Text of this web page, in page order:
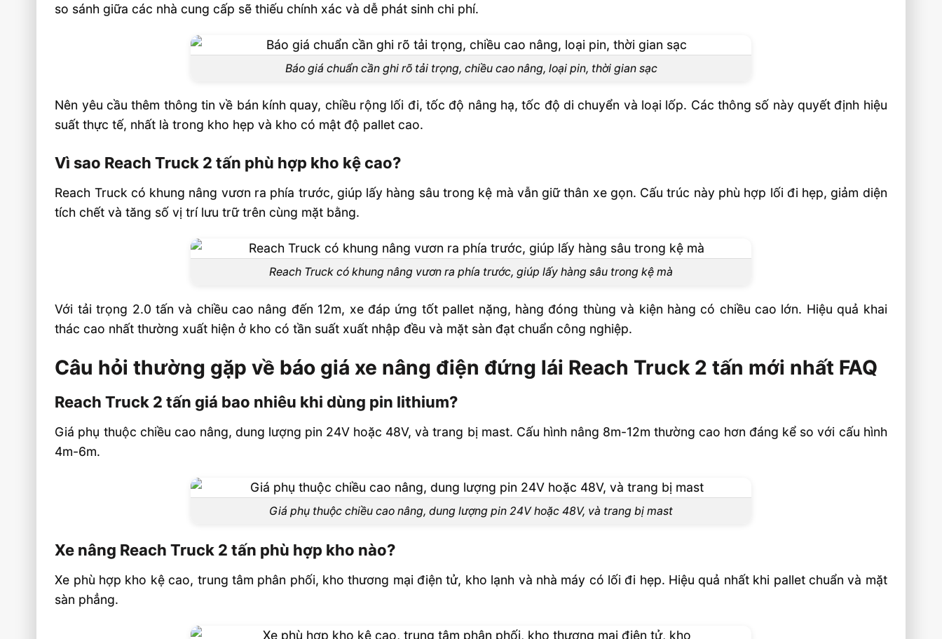
so sánh giữa các nhà cung cấp sẽ thiếu chính xác và dễ phát sinh chi phí.
Báo giá chuẩn cần ghi rõ tải trọng, chiều cao nâng, loại pin, thời gian sạc
Nên yêu cầu thêm thông tin về bán kính quay, chiều rộng lối đi, tốc độ nâng hạ, tốc độ di chuyển và loại lốp. Các thông số này quyết định hiệu
suất thực tế, nhất là trong kho hẹp và kho có mật độ pallet cao.
Vì sao Reach Truck 2 tấn phù hợp kho kệ cao?
Reach Truck có khung nâng vươn ra phía trước, giúp lấy hàng sâu trong kệ mà vẫn giữ thân xe gọn. Cấu trúc này phù hợp lối đi hẹp, giảm diện
tích chết và tăng số vị trí lưu trữ trên cùng mặt bằng.
Reach Truck có khung nâng vươn ra phía trước, giúp lấy hàng sâu trong kệ mà
Với tải trọng 2.0 tấn và chiều cao nâng đến 12m, xe đáp ứng tốt pallet nặng, hàng đóng thùng và kiện hàng có chiều cao lớn. Hiệu quả khai
thác cao nhất thường xuất hiện ở kho có tần suất xuất nhập đều và mặt sàn đạt chuẩn công nghiệp.
Câu hỏi thường gặp về báo giá xe nâng điện đứng lái Reach Truck 2 tấn mới nhất FAQ
Reach Truck 2 tấn giá bao nhiêu khi dùng pin lithium?
Giá phụ thuộc chiều cao nâng, dung lượng pin 24V hoặc 48V, và trang bị mast. Cấu hình nâng 8m-12m thường cao hơn đáng kể so với cấu hình
4m-6m.
Giá phụ thuộc chiều cao nâng, dung lượng pin 24V hoặc 48V, và trang bị mast
Xe nâng Reach Truck 2 tấn phù hợp kho nào?
Xe phù hợp kho kệ cao, trung tâm phân phối, kho thương mại điện tử, kho lạnh và nhà máy có lối đi hẹp. Hiệu quả nhất khi pallet chuẩn và mặt
sàn phẳng.